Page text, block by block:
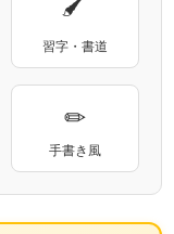
習字・書道
✏
手書き風